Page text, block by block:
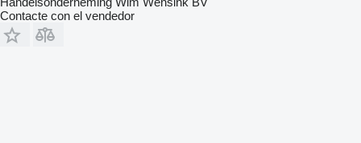
Contacte con el vendedor